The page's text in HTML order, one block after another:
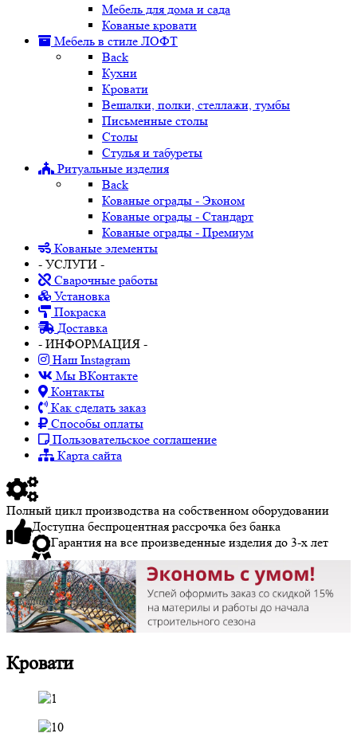
Мебель для дома и сада
Кованые кровати
Мебель в стиле ЛОФТ
Back
Кухни
Кровати
Вешалки, полки, стеллажи, тумбы
Письменные столы
Столы
Стулья и табуреты
Ритуальные изделия
Back
Кованые ограды - Эконом
Кованые ограды - Стандарт
Кованые ограды - Премиум
Кованые элементы
- УСЛУГИ -
Сварочные работы
Установка
Покраска
Доставка
- ИНФОРМАЦИЯ -
Наш Instagram
Мы ВКонтакте
Контакты
Как сделать заказ
Способы оплаты
Пользовательское соглашение
Карта сайта
Полный цикл производства на собственном оборудовании
Доступна беспроцентная рассрочка без банка
Гарантия на все произведенные изделия до 3-х лет
Кровати